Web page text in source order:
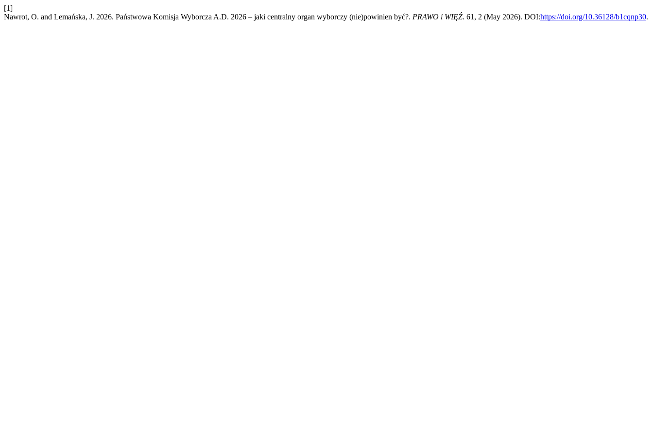
[1]
Nawrot, O. and Lemańska, J. 2026. Państwowa Komisja Wyborcza A.D. 2026 – jaki centralny organ wyborczy (nie)powinien być?. PRAWO i WIĘŹ. 61, 2 (May 2026). DOI:https://doi.org/10.36128/b1cqnp30.